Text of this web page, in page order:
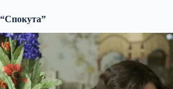
“Спокута”